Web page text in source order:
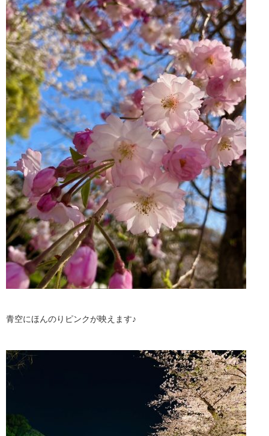
青空にほんのりピンクが映えます♪